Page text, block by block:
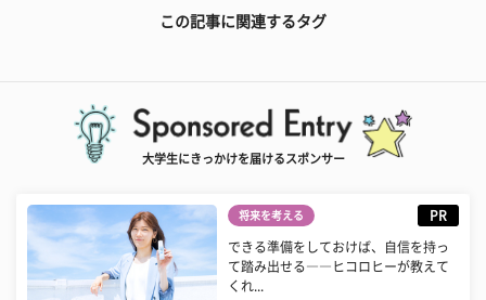
この記事に関連するタグ
大学生にきっかけを届けるスポンサー
将来を考える PR
できる準備をしておけば、自信を持っ
て踏み出せる――ヒコロヒーが教えて
くれ...